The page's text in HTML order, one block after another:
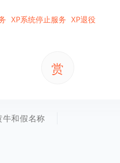
XP系统停止服务 XP退役
赏
和假名称